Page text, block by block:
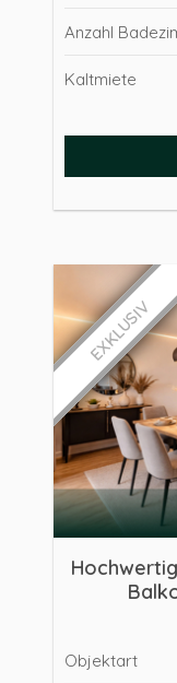
Anzahl
Kaltmiete
EXKLUSIV
Objektart